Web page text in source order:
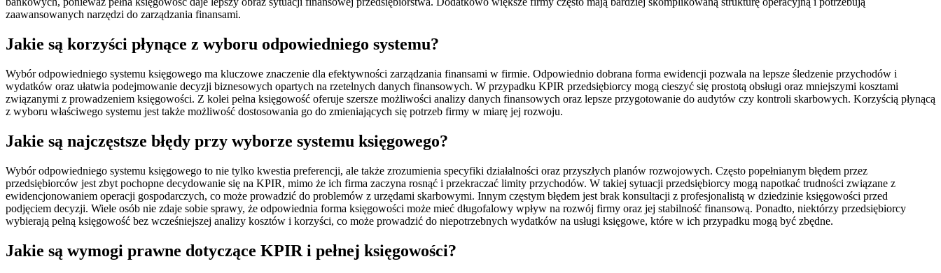
zaawansowanych narzędzi do zarządzania finansami.
Jakie są korzyści płynące z wyboru odpowiedniego systemu?
Wybór odpowiedniego systemu księgowego ma kluczowe znaczenie dla efektywności zarządzania finansami w firmie. Odpowiednio dobrana forma ewidencji pozwala na lepsze śledzenie przychodów i
wydatków oraz ułatwia podejmowanie decyzji biznesowych opartych na rzetelnych danych finansowych. W przypadku KPIR przedsiębiorcy mogą cieszyć się prostotą obsługi oraz mniejszymi kosztami
związanymi z prowadzeniem księgowości. Z kolei pełna księgowość oferuje szersze możliwości analizy danych finansowych oraz lepsze przygotowanie do audytów czy kontroli skarbowych. Korzyścią płynącą
z wyboru właściwego systemu jest także możliwość dostosowania go do zmieniających się potrzeb firmy w miarę jej rozwoju.
Jakie są najczęstsze błędy przy wyborze systemu księgowego?
Wybór odpowiedniego systemu księgowego to nie tylko kwestia preferencji, ale także zrozumienia specyfiki działalności oraz przyszłych planów rozwojowych. Często popełnianym błędem przez
przedsiębiorców jest zbyt pochopne decydowanie się na KPIR, mimo że ich firma zaczyna rosnąć i przekraczać limity przychodów. W takiej sytuacji przedsiębiorcy mogą napotkać trudności związane z
ewidencjonowaniem operacji gospodarczych, co może prowadzić do problemów z urzędami skarbowymi. Innym częstym błędem jest brak konsultacji z profesjonalistą w dziedzinie księgowości przed
podjęciem decyzji. Wiele osób nie zdaje sobie sprawy, że odpowiednia forma księgowości może mieć długofalowy wpływ na rozwój firmy oraz jej stabilność finansową. Ponadto, niektórzy przedsiębiorcy
wybierają pełną księgowość bez wcześniejszej analizy kosztów i korzyści, co może prowadzić do niepotrzebnych wydatków na usługi księgowe, które w ich przypadku mogą być zbędne.
Jakie są wymogi prawne dotyczące KPIR i pełnej księgowości?